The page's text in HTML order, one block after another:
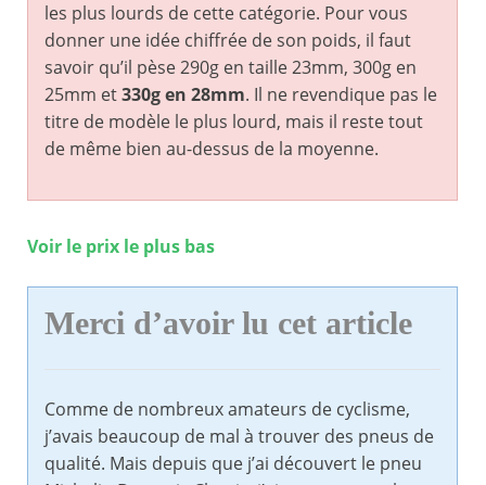
les plus lourds de cette catégorie. Pour vous
donner une idée chiffrée de son poids, il faut
savoir qu’il pèse 290g en taille 23mm, 300g en
25mm et330g en 28mm. Il ne revendique pas le
titre de modèle le plus lourd, mais il reste tout
de même bien au-dessus de la moyenne.
Voir le prix le plus bas
Merci d’avoir lu cet article
Comme de nombreux amateurs de cyclisme,
j’avais beaucoup de mal à trouver des pneus de
qualité. Mais depuis que j’ai découvert le pneu